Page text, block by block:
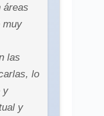
áreas
muy
las
lo
y
y